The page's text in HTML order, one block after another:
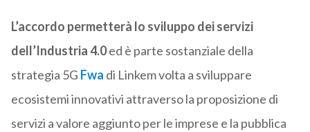
L’accordo permetterà lo sviluppo dei servizi
dell’Industria 4.0ed è parte sostanziale della
strategia 5G Fwa di Linkem volta a sviluppare
ecosistemi innovativi attraverso la proposizione di
servizi a valore aggiunto per le imprese e la pubblica